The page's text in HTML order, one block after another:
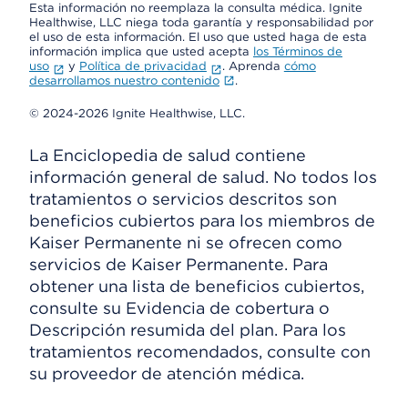
Esta información no reemplaza la consulta médica. Ignite
Healthwise, LLC niega toda garantía y responsabilidad por
el uso de esta información. El uso que usted haga de esta
información implica que usted acepta los Términos de
uso
y Política de privacidad . Aprenda cómo
desarrollamos nuestro contenido
.
© 2024-2026 Ignite Healthwise, LLC.
La Enciclopedia de salud contiene
información general de salud. No todos los
tratamientos o servicios descritos son
beneficios cubiertos para los miembros de
Kaiser Permanente ni se ofrecen como
servicios de Kaiser Permanente. Para
obtener una lista de beneficios cubiertos,
consulte su Evidencia de cobertura o
Descripción resumida del plan. Para los
tratamientos recomendados, consulte con
su proveedor de atención médica.